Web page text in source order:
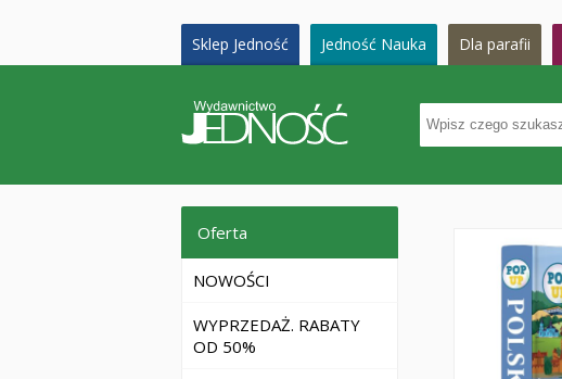
Sklep Jedność Jedność Nauka Dla parafii
Oferta
NOWOŚCI
WYPRZEDAŻ. RABATY
OD 50%